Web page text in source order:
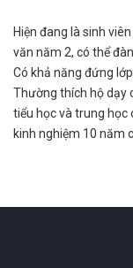
Hiện đang là sinh
văn năm 2, có thể đàn
Có khả năng đứng
Thường thích hộ dạy
tiểu học và trung học
kinh nghiệm 10 năm